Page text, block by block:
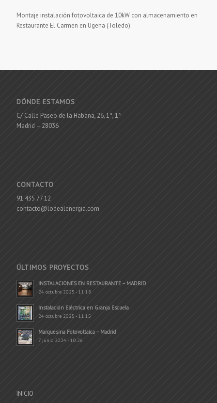
Montaje instalación fotovoltaica de 10kW con almacenamiento en
Restaurante El Carmen en Ugena (Toledo).
DÓNDE ESTAMOS
C/ Calle Paseo de la Habana, 26, 1º, 1ª
Madrid – 28036
CONTACTO
91 435 77 12
contacto@lodealenergia.com
ÚLTIMOS PROYECTOS
INSTALACIONES EN RESTAURANTE – MADRID
24 octubre 2025 - 11:18
Instalación Eléctrica en Granja Escuela
24 octubre 2025 - 11:15
Marquesina Fotovoltaica – Madrid
7 junio 2024 - 10:26
INICIO